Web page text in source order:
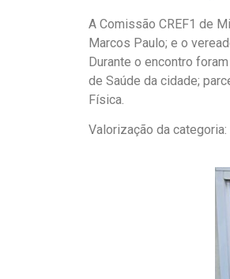
A Comissão CREF1 de
Marcos Paulo; e o
Durante o encontro
de Saúde da cidade;
Física.
Valorização da